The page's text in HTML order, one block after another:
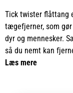
Tick twister flåttang
tægefjerner, som
dyr og mennesker.
så du nemt kan
Læs mere